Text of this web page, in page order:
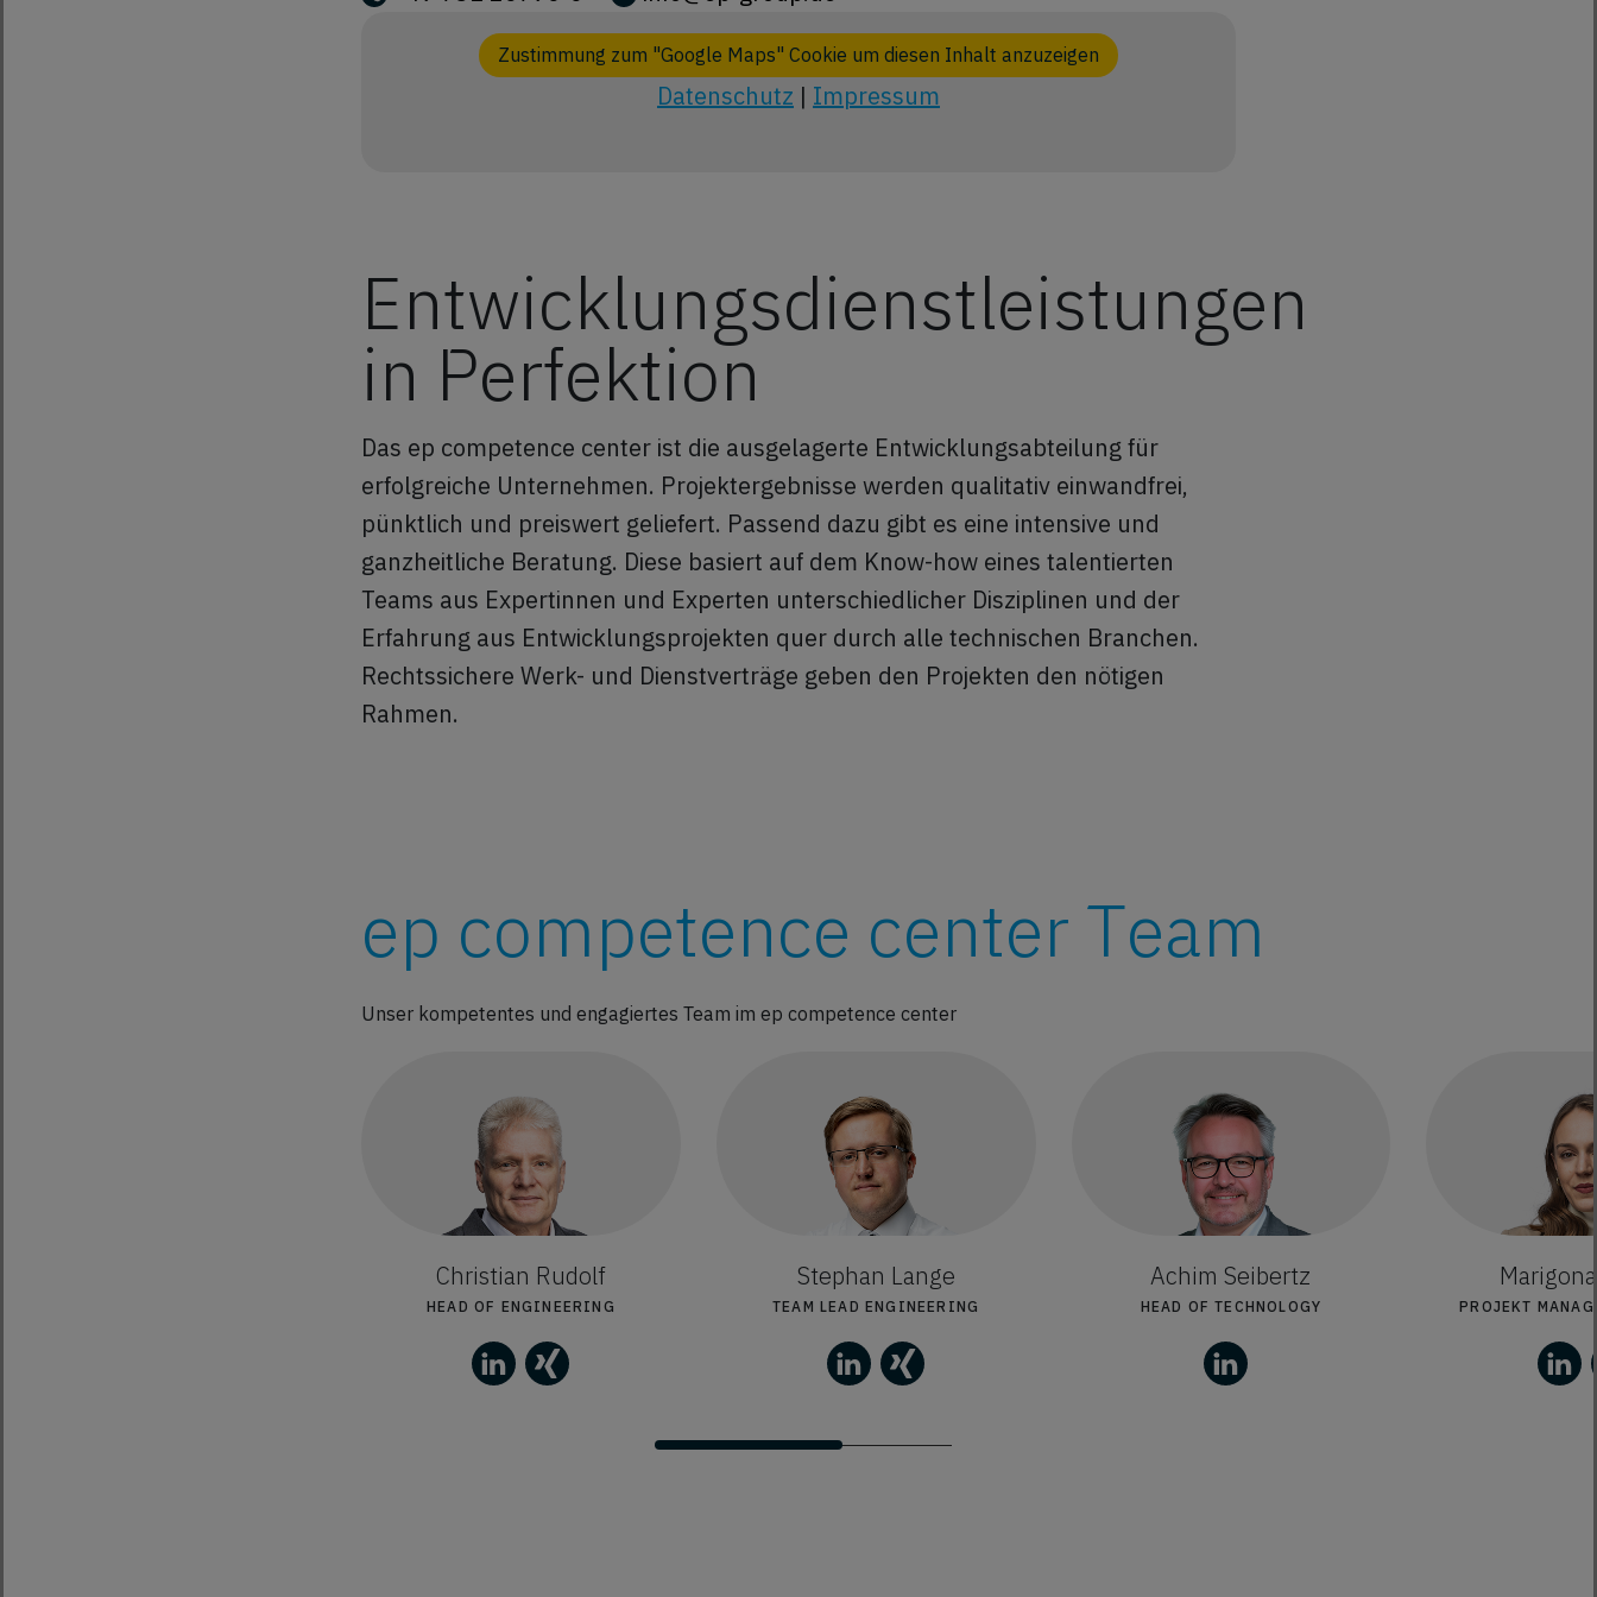
Zustimmung zum "Google Maps" Cookie um diesen Inhalt anzuzeigen
Datenschutz | Impressum
Entwicklungsdienstleistungen
in Perfektion
Das ep competence center ist die ausgelagerte Entwicklungsabteilung für
erfolgreiche Unternehmen. Projektergebnisse werden qualitativ einwandfrei,
pünktlich und preiswert geliefert. Passend dazu gibt es eine intensive und
ganzheitliche Beratung. Diese basiert auf dem Know-how eines talentierten
Teams aus Expertinnen und Experten unterschiedlicher Disziplinen und der
Erfahrung aus Entwicklungsprojekten quer durch alle technischen Branchen.
Rechtssichere Werk- und Dienstverträge geben den Projekten den nötigen
Rahmen.
ep competence center Team
Unser kompetentes und engagiertes Team im ep competence center
Christian Rudolf
HEAD OF ENGINEERING
Stephan Lange
TEAM LEAD ENGINEERING
Achim Seibertz
HEAD OF TECHNOLOGY PROJEKT